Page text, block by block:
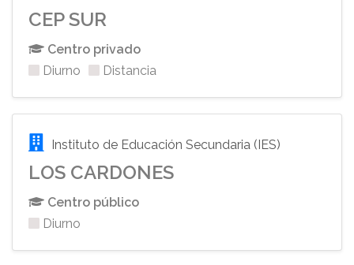
CEP SUR
Centro privado
Diurno
Distancia
Instituto de Educación Secundaria (IES)
LOS CARDONES
Centro público
Diurno